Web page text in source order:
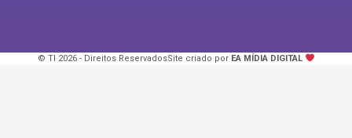
© TI 2026 - Direitos ReservadosSite criado por EA MÍDIA DIGITAL